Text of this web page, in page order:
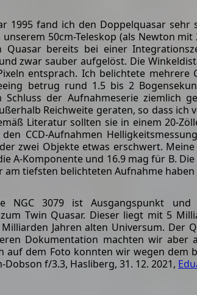
1995 fand ich den Doppelquasar
unserem 50cm-Teleskop (als Newton
Quasar bereits bei einer
zwar sauber aufgelöst. Die
entsprach. Ich belichtete mehrere
betrug rund 1.5 bis 2
der Aufnahmeserie ziemlich
Reichweite geraten, so dass
Literatur sollten sie in einem 20-
CCD-Aufnahmen
zwei Objekte etwas erschwert.
A-Komponente und 16.9 mag für B.
tiefsten belichteten Aufnahme haben
NGC 3079 ist Ausgangspunkt und
Twin Quasar. Dieser liegt mit 5
Jahren alten Universum. Der
Dokumentation machten wir aber
auf dem Foto konnten wir wegen dem
f/3.3, Hasliberg, 31. 12. 2021,